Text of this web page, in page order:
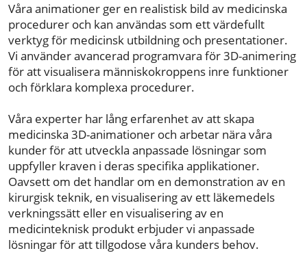
Våra animationer ger en realistisk bild av medicinska
procedurer och kan användas som ett värdefullt
verktyg för medicinsk utbildning och presentationer.
Vi använder avancerad programvara för 3D-animering
för att visualisera människokroppens inre funktioner
och förklara komplexa procedurer.
Våra experter har lång erfarenhet av att skapa
medicinska 3D-animationer och arbetar nära våra
kunder för att utveckla anpassade lösningar som
uppfyller kraven i deras specifika applikationer.
Oavsett om det handlar om en demonstration av en
kirurgisk teknik, en visualisering av ett läkemedels
verkningssätt eller en visualisering av en
medicinteknisk produkt erbjuder vi anpassade
lösningar för att tillgodose våra kunders behov.